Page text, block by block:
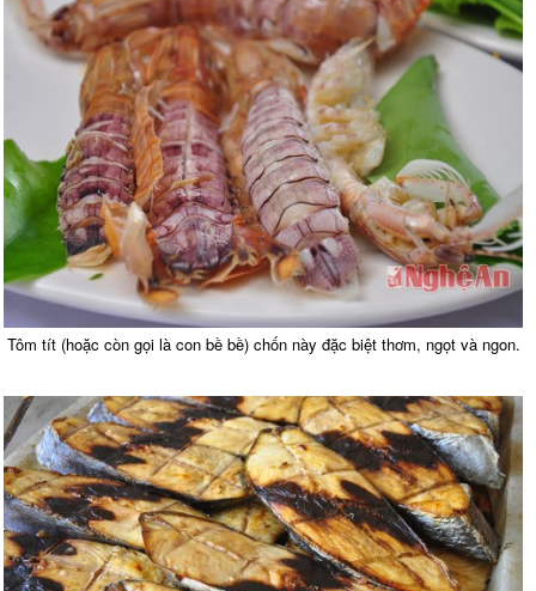
Tôm tít (hoặc còn gọi là con bề bề) chốn này đặc biệt thơm, ngọt và ngon.